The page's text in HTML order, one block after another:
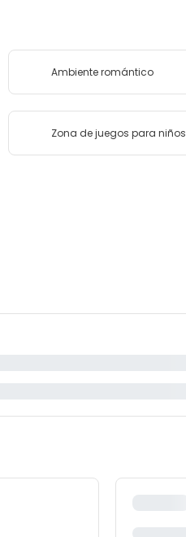
Ambiente romántico
Zona de juegos para niños